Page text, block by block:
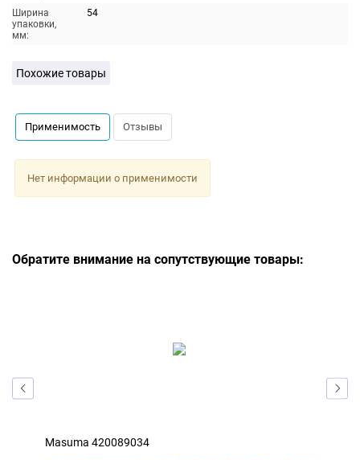
Ширина
упаковки,
мм:
54
Похожие товары
Применимость Отзывы
Нет информации о применимости
Обратите внимание на сопутствующие товары:
Masuma 420089034